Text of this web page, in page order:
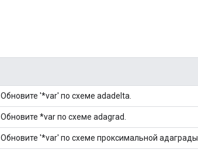
Обновите '*var' по схеме adadelta.
Обновите *var по схеме adagrad.
Обновите '*var' по схеме проксимальной адаграды.